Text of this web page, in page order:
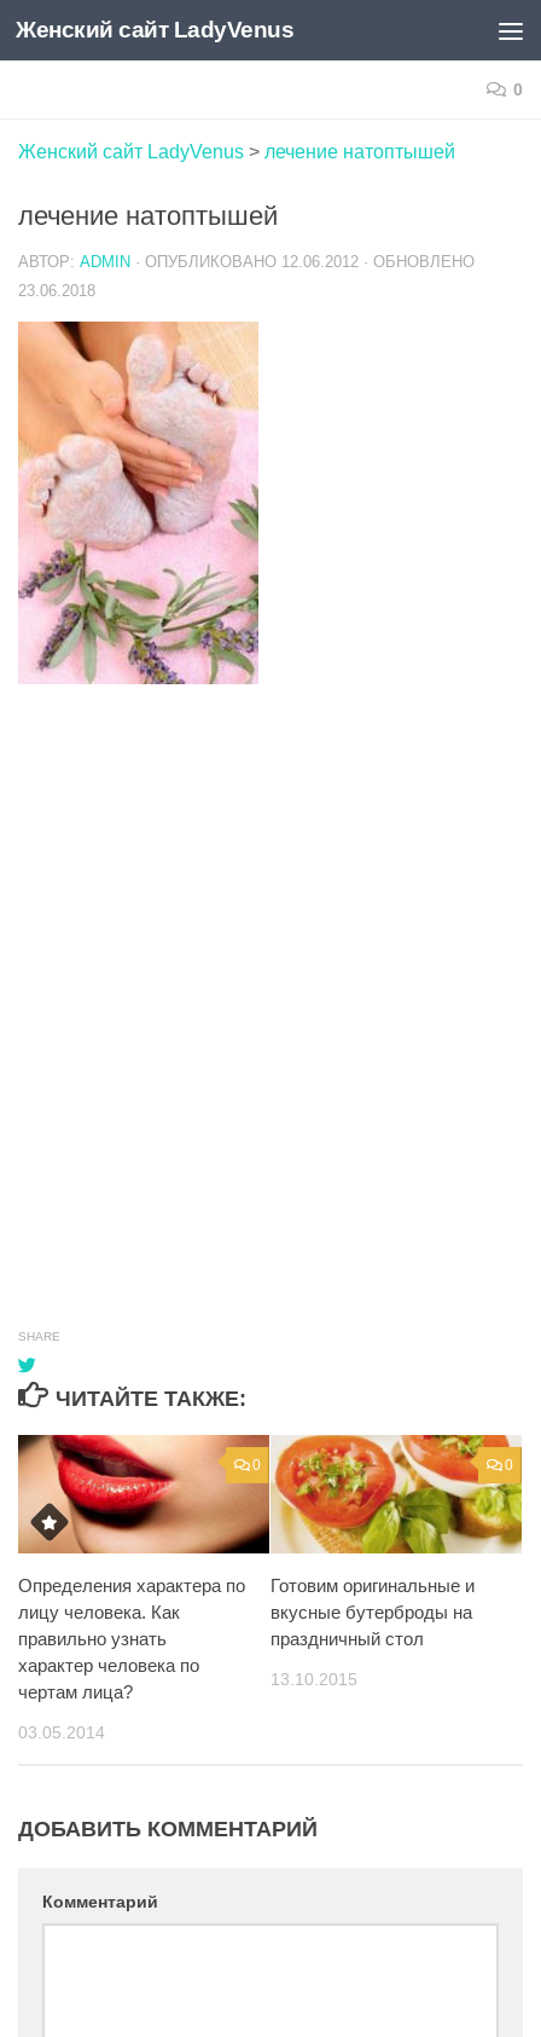
Skip to content
Женский сайт LadyVenus
0
Женский сайт LadyVenus > лечение натоптышей
лечение натоптышей
АВТОР: ADMIN · ОПУБЛИКОВАНО 12.06.2012 · ОБНОВЛЕНО
23.06.2018
SHARE
ЧИТАЙТЕ ТАКЖЕ:
0
Определения характера по
лицу человека. Как
правильно узнать
характер человека по
чертам лица?
03.05.2014
0
Готовим оригинальные и
вкусные бутерброды на
праздничный стол
13.10.2015
ДОБАВИТЬ КОММЕНТАРИЙ
Комментарий